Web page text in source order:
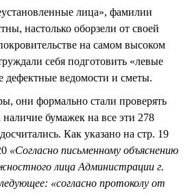
лица», фамилии
настолько оборзели от своей
на самом высоком
себя подготовить «левые
дефектные ведомости и сметы.
они формально стали проверять
бумажек на все эти 278
Как указано на стр. 19
«Согласно письменному объяснению
лица Администрации г.
«согласно протоколу от